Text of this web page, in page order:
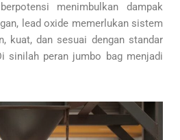
menimbulkan dampak
lead oxide memerlukan sistem
kuat, dan sesuai dengan standar
sinilah peran jumbo bag menjadi